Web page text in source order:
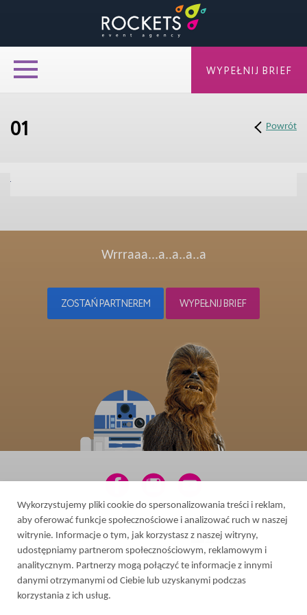
01 Powrót
Wrrraaa...a..a..a..a
ZOSTAŃ PARTNEREM WYPEŁNIJ BRIEF
2026 © All rights reserved
Web design in Ukraine-
WYPEŁNIJ BRIEF
Wykorzystujemy pliki cookie do spersonalizowania treści i reklam,
aby oferować funkcje społecznościowe i analizować ruch w naszej
witrynie. Informacje o tym, jak korzystasz z naszej witryny,
udostępniamy partnerom społecznościowym, reklamowym i
analitycznym. Partnerzy mogą połączyć te informacje z innymi
danymi otrzymanymi od Ciebie lub uzyskanymi podczas
korzystania z ich usług.